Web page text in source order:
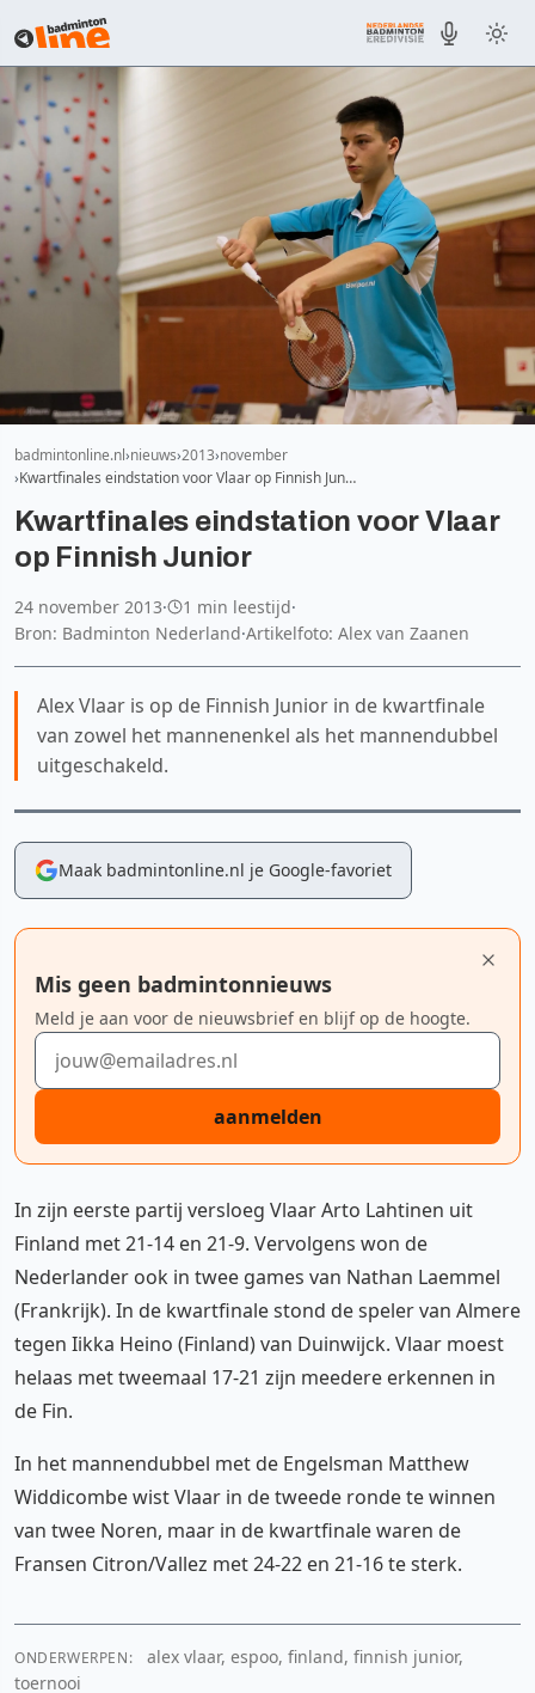
badmintonline.nl nieuws 2013 november
Kwartfinales eindstation voor Vlaar op Finnish Jun…
Kwartfinales eindstation voor Vlaar
op Finnish Junior
24 november 2013· 1 min leestijd·
Bron: Badminton Nederland·Artikelfoto: Alex van Zaanen
Alex Vlaar is op de Finnish Junior in de kwartfinale
van zowel het mannenenkel als het mannendubbel
uitgeschakeld.
Maak badmintonline.nl je Google-favoriet
Mis geen badmintonnieuws
Meld je aan voor de nieuwsbrief en blijf op de hoogte.
E-mailadres
aanmelden
In zijn eerste partij versloeg Vlaar Arto Lahtinen uit
Finland met 21-14 en 21-9. Vervolgens won de
Nederlander ook in twee games van Nathan Laemmel
(Frankrijk). In de kwartfinale stond de speler van Almere
tegen Iikka Heino (Finland) van Duinwijck. Vlaar moest
helaas met tweemaal 17-21 zijn meedere erkennen in
de Fin.
In het mannendubbel met de Engelsman Matthew
Widdicombe wist Vlaar in de tweede ronde te winnen
van twee Noren, maar in de kwartfinale waren de
Fransen Citron/Vallez met 24-22 en 21-16 te sterk.
ONDERWERPEN:
alex vlaar, espoo, finland, finnish junior,
toernooi